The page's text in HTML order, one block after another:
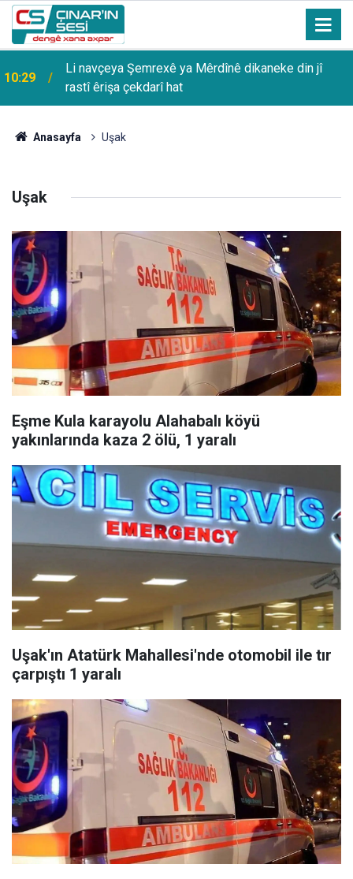
10:29
Li navçeya Şemrexê ya Mêrdînê dikaneke din jî
rastî êrişa çekdarî hat
Anasayfa Uşak
Uşak
Eşme Kula karayolu Alahabalı köyü
yakınlarında kaza 2 ölü, 1 yaralı
Uşak'ın Atatürk Mahallesi'nde otomobil ile tır
çarpıştı 1 yaralı